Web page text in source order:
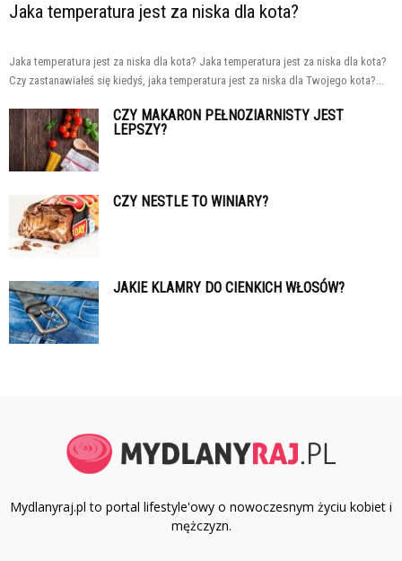
Jaka temperatura jest za niska dla kota?
Jaka temperatura jest za niska dla kota? Jaka temperatura jest za niska dla kota?
Czy zastanawiałeś się kiedyś, jaka temperatura jest za niska dla Twojego kota?...
CZY MAKARON PEŁNOZIARNISTY JEST
LEPSZY?
CZY NESTLE TO WINIARY?
JAKIE KLAMRY DO CIENKICH WŁOSÓW?
Mydlanyraj.pl to portal lifestyle'owy o nowoczesnym życiu kobiet i
mężczyzn.